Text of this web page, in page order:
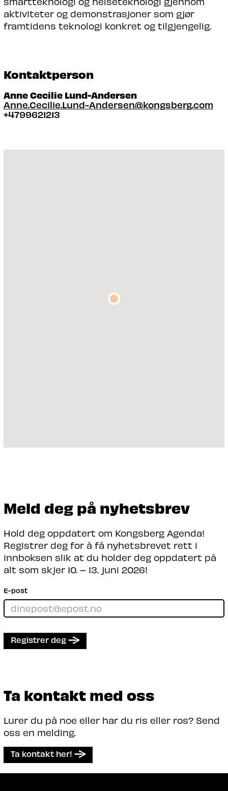
aktiviteter og demonstrasjoner som gjør
framtidens teknologi konkret og tilgjengelig.
Kontaktperson
Anne Cecilie Lund-Andersen
Anne.Cecilie.Lund-Andersen@kongsberg.com
+4799621213
Meld deg på nyhetsbrev
Hold deg oppdatert om Kongsberg Agenda!
Registrer deg for å få nyhetsbrevet rett i
innboksen slik at du holder deg oppdatert på
alt som skjer 10. – 13. juni 2026!
E-post
Registrer deg
Ta kontakt med oss
Lurer du på noe eller har du ris eller ros? Send
oss en melding.
Ta kontakt her!